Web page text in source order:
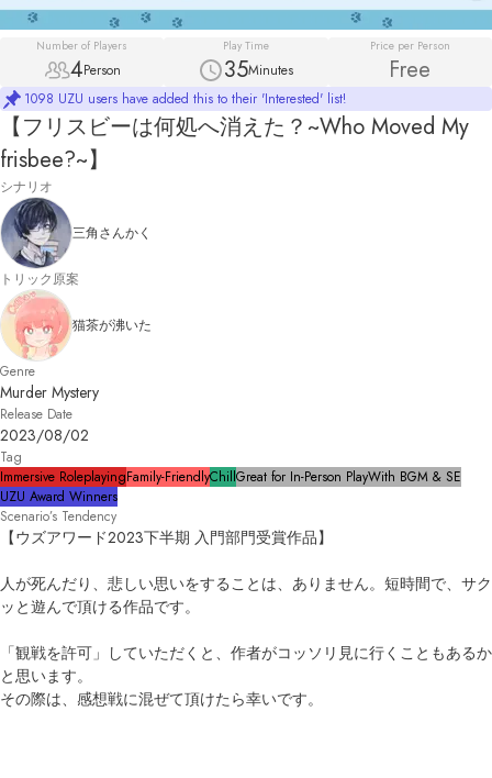
Number of Players
4Person
Play Time
35Minutes
Price per Person
Free
1098 UZU users have added this to their 'Interested' list!
【フリスビーは何処へ消えた？~Who Moved My
frisbee?~】
シナリオ
三角さんかく
トリック原案
猫茶が沸いた
Genre
Murder Mystery
Release Date
2023/08/02
Tag
Immersive RoleplayingFamily-FriendlyChillGreat for In-Person PlayWith BGM & SE
UZU Award Winners
Scenario’s Tendency
【ウズアワード2023下半期 入門部門受賞作品】
人が死んだり、悲しい思いをすることは、ありません。短時間で、サク
ッと遊んで頂ける作品です。
「観戦を許可」していただくと、作者がコッソリ見に行くこともあるか
と思います。
その際は、感想戦に混ぜて頂けたら幸いです。